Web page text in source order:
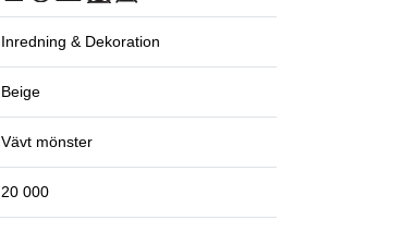
Inredning & Dekoration
Beige
Vävt mönster
20 000